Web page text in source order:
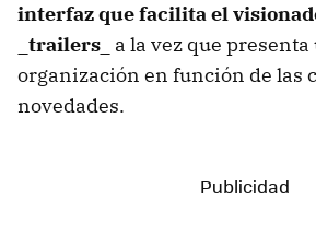
interfaz que facilita el
_trailers_
a la vez que
organización en función de las
novedades.